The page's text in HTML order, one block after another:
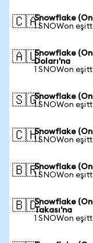
🇨🇦Snowflake
1 SNOWon
🇦🇺Snowflake
Doları'na
1 SNOWon
🇸🇬Snowflake
1 SNOWon
🇨🇭Snowflake
1 SNOWon
🇧🇷Snowflake
1 SNOWon
🇧🇩Snowflake
Takası'na
1 SNOWon